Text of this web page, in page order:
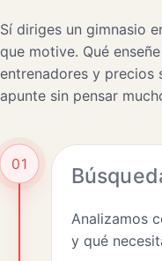
Sí diriges un gimnasio
que motive. Qué
entrenadores y precios
apunte sin pensar
01
Analizamos
y qué